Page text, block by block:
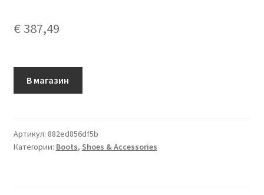
€ 387,49
В магазин
Артикул: 882ed856df5b
Категории: Boots, Shoes & Accessories